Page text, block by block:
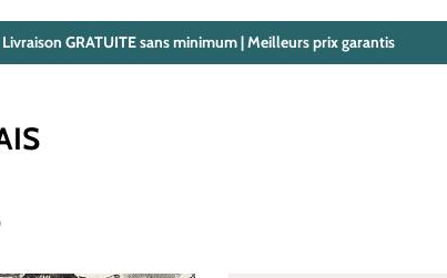
Livraison GRATUITE sans minimum | Meilleurs prix garantis